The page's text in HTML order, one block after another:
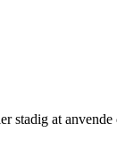
stadig at